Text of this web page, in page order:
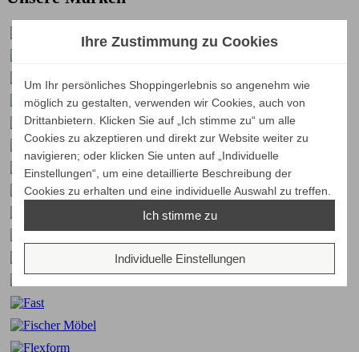
Ihre Zustimmung zu Cookies
Um Ihr persönliches Shoppingerlebnis so angenehm wie
möglich zu gestalten, verwenden wir Cookies, auch von
Drittanbietern. Klicken Sie auf „Ich stimme zu“ um alle
Cookies zu akzeptieren und direkt zur Website weiter zu
navigieren; oder klicken Sie unten auf „Individuelle
Einstellungen“, um eine detaillierte Beschreibung der
Cookies zu erhalten und eine individuelle Auswahl zu treffen.
Ich stimme zu
Individuelle Einstellungen